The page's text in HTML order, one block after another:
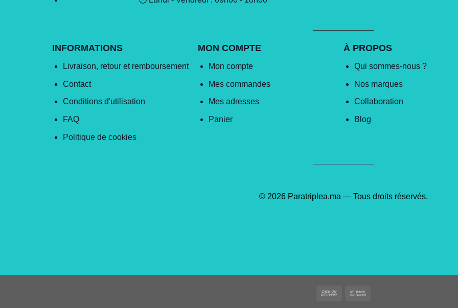
INFORMATIONS
Livraison, retour et remboursement
Contact
Conditions d'utilisation
FAQ
Politique de cookies
MON COMPTE
Mon compte
Mes commandes
Mes adresses
Panier
À PROPOS
Qui sommes-nous ?
Nos marques
Collaboration
Blog
© 2026 Paratriplea.ma — Tous droits réservés.
Cash